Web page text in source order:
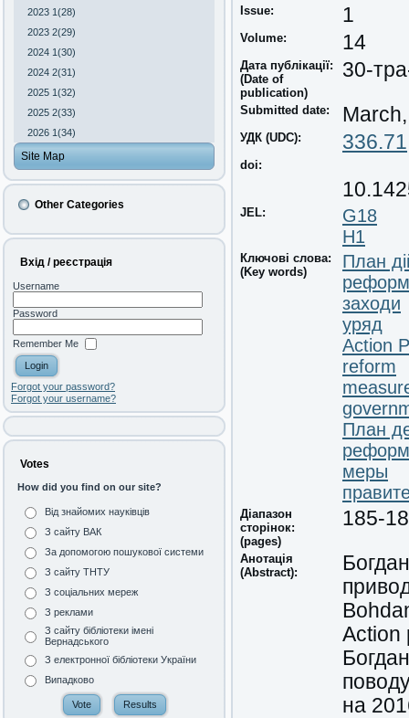
2023 1(28)
2023 2(29)
2024 1(30)
2024 2(31)
2025 1(32)
2025 2(33)
2026 1(34)
Site Map
Other Categories
Вхід / реєстрація
Username
Password
Remember Me
Forgot your password?
Forgot your username?
Votes
How did you find on our site?
Від знайомих науківців
З сайту ВАК
За допомогою пошукової системи
З сайту ТНТУ
З соціальних мереж
З реклами
З сайту бібліотеки імені
Вернадського
З електронної бібліотеки України
Випадково
Issue: 1
Volume: 14
Дата публікації:
(Date of
publication)
30-
Submitted date:
УДК (UDC):
doi:
336.71
JEL:
G18
H1
Ключові слова:
(Key words)
План
заходи
уряд
Action
reform
План
меры
Діапазон
сторінок:
(pages)
185-
Анотація
(Abstract):
Action
на